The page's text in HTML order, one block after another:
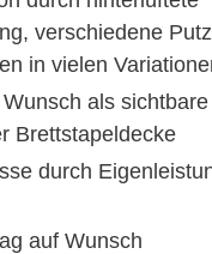
verschiedene
in vielen
als sichtbare
Brettstapeldecke
durch
auf Wunsch